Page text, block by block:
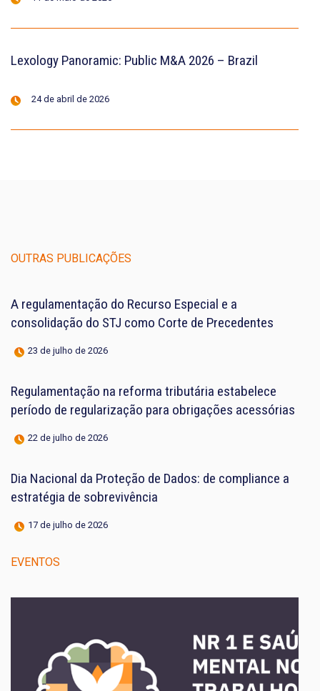
Lexology Panoramic: Public M&A 2026 – Brazil
24 de abril de 2026
OUTRAS PUBLICAÇÕES
A regulamentação do Recurso Especial e a
consolidação do STJ como Corte de Precedentes
23 de julho de 2026
Regulamentação na reforma tributária estabelece
período de regularização para obrigações acessórias
22 de julho de 2026
Dia Nacional da Proteção de Dados: de compliance a
estratégia de sobrevivência
17 de julho de 2026
EVENTOS